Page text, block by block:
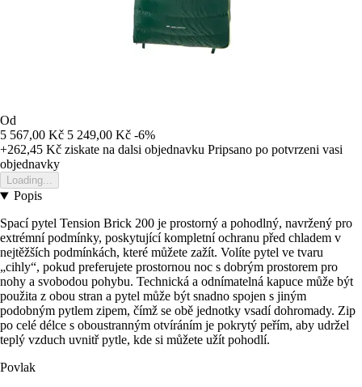
Od
5 567,00 Kč 5 249,00 Kč -6%
+262,45 Kč ziskate na dalsi objednavku Pripsano po potvrzeni vasi
objednavky
Loading...
Popis
Spací pytel Tension Brick 200 je prostorný a pohodlný, navržený pro
extrémní podmínky, poskytující kompletní ochranu před chladem v
nejtěžších podmínkách, které můžete zažít. Volíte pytel ve tvaru
„cihly“, pokud preferujete prostornou noc s dobrým prostorem pro
nohy a svobodou pohybu. Technická a odnímatelná kapuce může být
použita z obou stran a pytel může být snadno spojen s jiným
podobným pytlem zipem, čímž se obě jednotky vsadí dohromady. Zip
po celé délce s oboustranným otvíráním je pokrytý peřím, aby udržel
teplý vzduch uvnitř pytle, kde si můžete užít pohodlí.
Povlak